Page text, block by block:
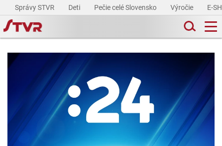
Správy STVR Deti Pečie celé Slovensko Výročie E-